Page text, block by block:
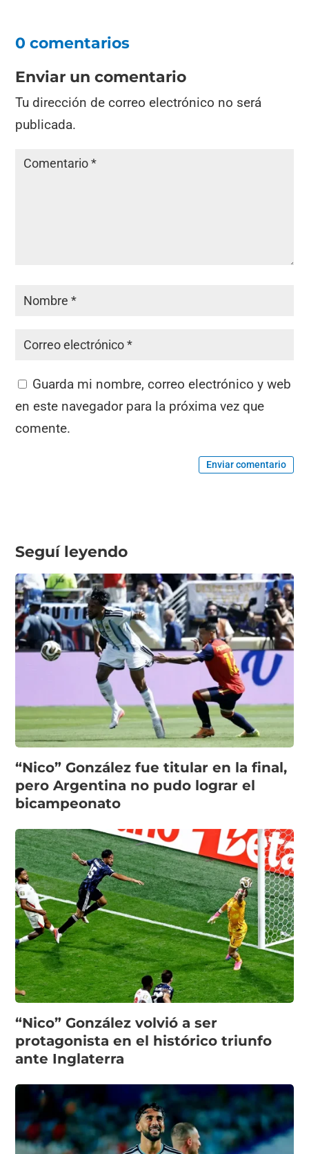
0 comentarios
Enviar un comentario
Tu dirección de correo electrónico no será
publicada.
Guarda mi nombre, correo electrónico y web
en este navegador para la próxima vez que
comente.
Enviar comentario
Seguí leyendo
“Nico” González fue titular en la final,
pero Argentina no pudo lograr el
bicampeonato
“Nico” González volvió a ser
protagonista en el histórico triunfo
ante Inglaterra